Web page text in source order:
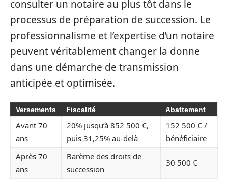
consulter un notaire au plus tôt dans le
processus de préparation de succession. Le
professionnalisme et l’expertise d’un notaire
peuvent véritablement changer la donne
dans une démarche de transmission
anticipée et optimisée.
Versements Fiscalité Abattement
Avant 70
ans
20% jusqu’à 852 500 €,
puis 31,25% au-delà
152 500 € /
bénéficiaire
Après 70
ans
Barème des droits de
succession
30 500 €